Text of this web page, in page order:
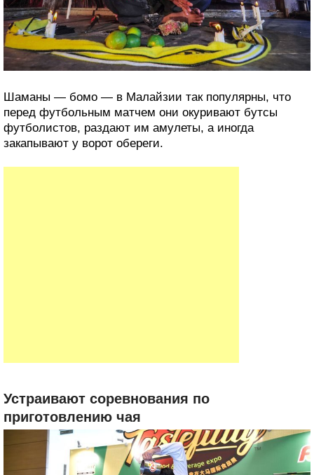
Шаманы — бомо — в Малайзии так популярны, что
перед футбольным матчем они окуривают бутсы
футболистов, раздают им амулеты, а иногда
закапывают у ворот обереги.
Устраивают соревнования по
приготовлению чая